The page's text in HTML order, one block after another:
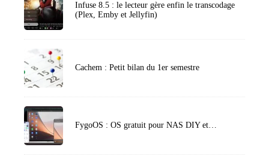
Infuse 8.5 : le lecteur gère enfin le transcodage
(Plex, Emby et Jellyfin)
Cachem : Petit bilan du 1er semestre
FygoOS : OS gratuit pour NAS DIY et…